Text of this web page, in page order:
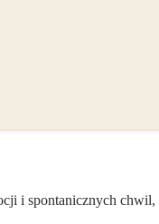
i spontanicznych